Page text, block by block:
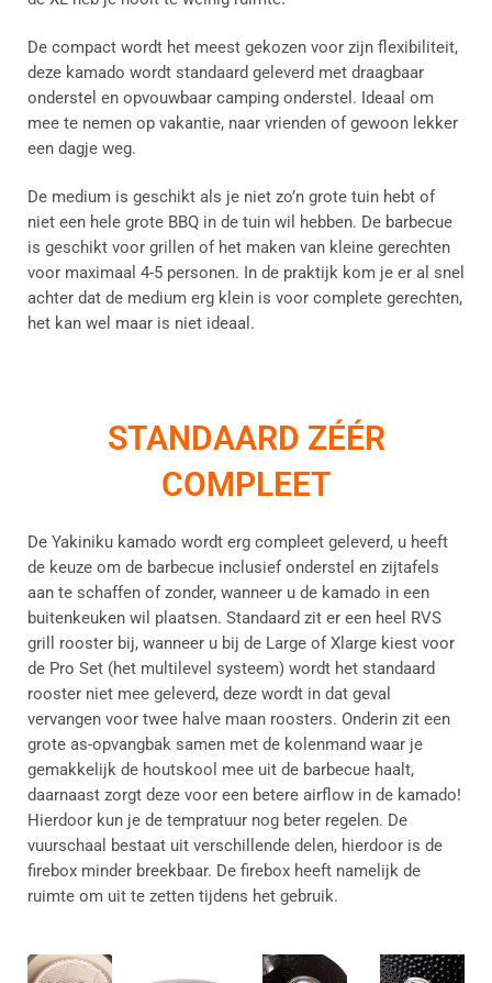
De compact wordt het meest gekozen voor zijn flexibiliteit,
deze kamado wordt standaard geleverd met draagbaar
onderstel en opvouwbaar camping onderstel. Ideaal om
mee te nemen op vakantie, naar vrienden of gewoon lekker
een dagje weg.
De medium is geschikt als je niet zo’n grote tuin hebt of
niet een hele grote BBQ in de tuin wil hebben. De barbecue
is geschikt voor grillen of het maken van kleine gerechten
voor maximaal 4-5 personen. In de praktijk kom je er al snel
achter dat de medium erg klein is voor complete gerechten,
het kan wel maar is niet ideaal.
STANDAARD ZÉÉR
COMPLEET
De Yakiniku kamado wordt erg compleet geleverd, u heeft
de keuze om de barbecue inclusief onderstel en zijtafels
aan te schaffen of zonder, wanneer u de kamado in een
buitenkeuken wil plaatsen. Standaard zit er een heel RVS
grill rooster bij, wanneer u bij de Large of Xlarge kiest voor
de Pro Set (het multilevel systeem) wordt het standaard
rooster niet mee geleverd, deze wordt in dat geval
vervangen voor twee halve maan roosters. Onderin zit een
grote as-opvangbak samen met de kolenmand waar je
gemakkelijk de houtskool mee uit de barbecue haalt,
daarnaast zorgt deze voor een betere airflow in de kamado!
Hierdoor kun je de tempratuur nog beter regelen. De
vuurschaal bestaat uit verschillende delen, hierdoor is de
firebox minder breekbaar. De firebox heeft namelijk de
ruimte om uit te zetten tijdens het gebruik.